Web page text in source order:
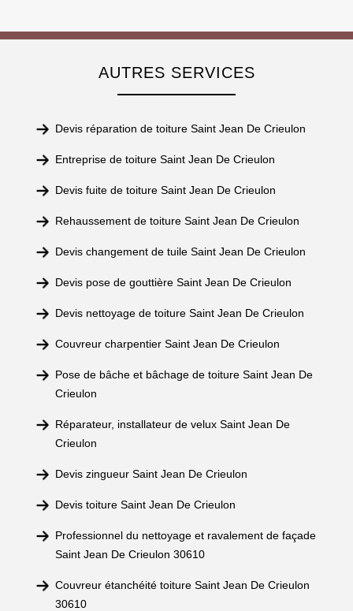
AUTRES SERVICES
Devis réparation de toiture Saint Jean De Crieulon
Entreprise de toiture Saint Jean De Crieulon
Devis fuite de toiture Saint Jean De Crieulon
Rehaussement de toiture Saint Jean De Crieulon
Devis changement de tuile Saint Jean De Crieulon
Devis pose de gouttière Saint Jean De Crieulon
Devis nettoyage de toiture Saint Jean De Crieulon
Couvreur charpentier Saint Jean De Crieulon
Pose de bâche et bâchage de toiture Saint Jean De
Crieulon
Réparateur, installateur de velux Saint Jean De
Crieulon
Devis zingueur Saint Jean De Crieulon
Devis toiture Saint Jean De Crieulon
Professionnel du nettoyage et ravalement de façade
Saint Jean De Crieulon 30610
Couvreur étanchéité toiture Saint Jean De Crieulon
30610